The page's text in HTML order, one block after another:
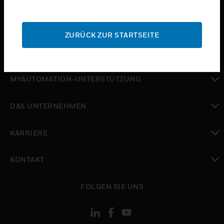
SUPPORT
toggle view
toggle view
MYAUTOMATION-UNTERSTÜTZUNG
DAS UNTERNEHMEN
KARRIERE
KONTAKT
FOLGEN SIE UNS
ZURÜCK ZUR STARTSEITE